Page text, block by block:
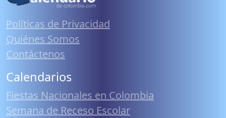
Políticas de Privacidad
Quiénes Somos
Contáctenos
Calendarios
Fiestas Nacionales en Colombia
Semana de Receso Escolar